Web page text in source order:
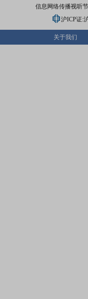
信息网络传播视听
沪ICP证:
关于我们